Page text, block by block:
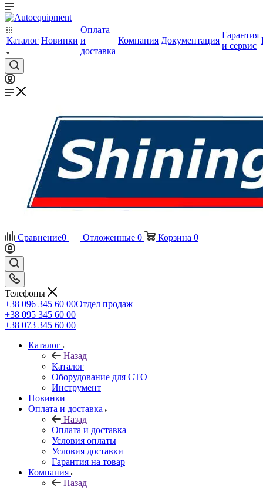
Каталог Новинки
Оплата
и
доставка
Компания Документация
Гарантия
и сервис
Сравнение0 Отложенные 0 Корзина 0
Телефоны
+38 096 345 60 00Отдел продаж
+38 095 345 60 00
+38 073 345 60 00
Каталог
Назад
Каталог
Оборудование для СТО
Инструмент
Новинки
Оплата и доставка
Назад
Оплата и доставка
Условия оплаты
Условия доставки
Гарантия на товар
Компания
Назад